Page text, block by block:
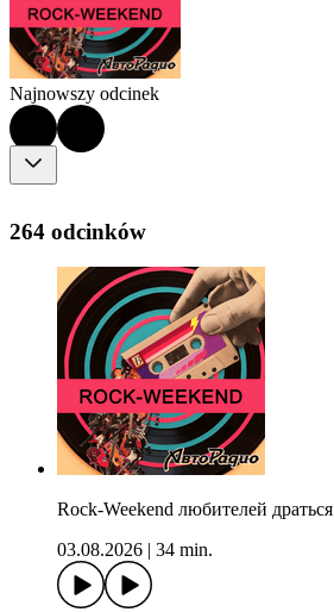
Najnowszy odcinek
264 odcinków
Rock-Weekend любителей драться
03.08.2026
34 min.